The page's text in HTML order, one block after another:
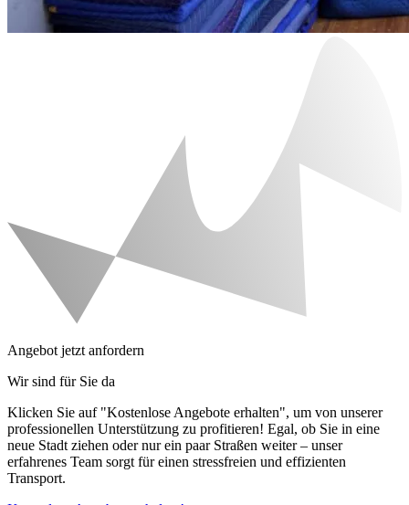
Angebot jetzt anfordern
Wir sind für Sie da
Klicken Sie auf "Kostenlose Angebote erhalten", um von unserer
professionellen Unterstützung zu profitieren! Egal, ob Sie in eine
neue Stadt ziehen oder nur ein paar Straßen weiter – unser
erfahrenes Team sorgt für einen stressfreien und effizienten
Transport.